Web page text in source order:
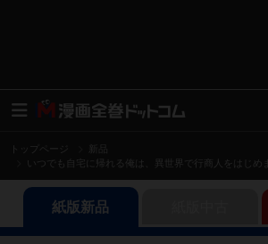
トップページ
いつでも自宅に帰れる俺は、異世界で行商人をはじめ
紙版新品